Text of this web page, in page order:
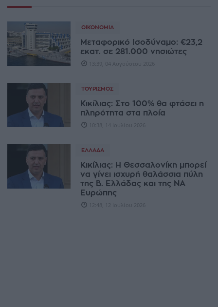
ΟΙΚΟΝΟΜΊΑ
Μεταφορικό Ισοδύναμο: €23,2
εκατ. σε 281.000 νησιώτες
13:39, 04 Αυγούστου 2026
ΤΟΥΡΙΣΜΌΣ
Κικίλιας: Στο 100% θα φτάσει η
πληρότητα στα πλοία
10:38, 14 Ιουλίου 2026
ΕΛΛΆΔΑ
Κικίλιας: Η Θεσσαλονίκη μπορεί
να γίνει ισχυρή θαλάσσια πύλη
της Β. Ελλάδας και της ΝΑ
Ευρώπης
12:48, 12 Ιουλίου 2026